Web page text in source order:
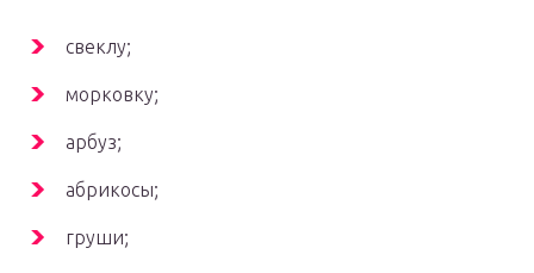
свеклу;
морковку;
арбуз;
абрикосы;
груши;